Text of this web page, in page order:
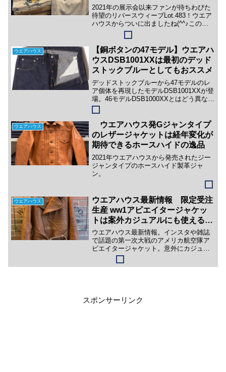
りの名作
2021年の展示会以来ファンが待ちわびた
待望のリバースウィーブLot.483！ウエア
ハウスからついに出ましたね(^^♪この記
事ではそもそもリバースウィーブっ
て？？というアメカジ入門編から今回の
ウエアハウスのリバースウィーブLot.483
の見...
ウエアハウス
【銅ボタンの47モデル】ウエアハ
ウスDSB1001XXは最初のデッド
ストックブルーとしてもおススメ
デッドストックブルーから47モデルのレ
ア個体を再現したモデルDSB1001XXが登
場。46モデルDSB1000XXとはどう異なる
のか簡潔に説明しています。
ウエアハウス
ウエアハウス発Gジャンタイプ
のレザージャケットは経年変化が
期待できるホースハイドの逸品
2021年ウエアハウスから発売されたジー
ジャンタイプのホースハイド製革ジャ
ン。
ウエアハウス
ウエアハウス最新情報 限定受注
生産 ww1アビエイタージャケッ
トは案外カジュアルにも使えるア
イテム
ウエアハウス最新情報。インスタや雑誌
で話題の第一次大戦のアメリカ航空隊ア
ビエイタージャケット。意外にカジュア
ルにも使えそうなクオリティーの高いレ
ザージャケットでした。
スポンサーリンク